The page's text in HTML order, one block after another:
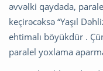
əvvəlki qaydada,
keçirəcəksə “Yaşıl
ehtimalı böyükdür .
paralel yoxlama